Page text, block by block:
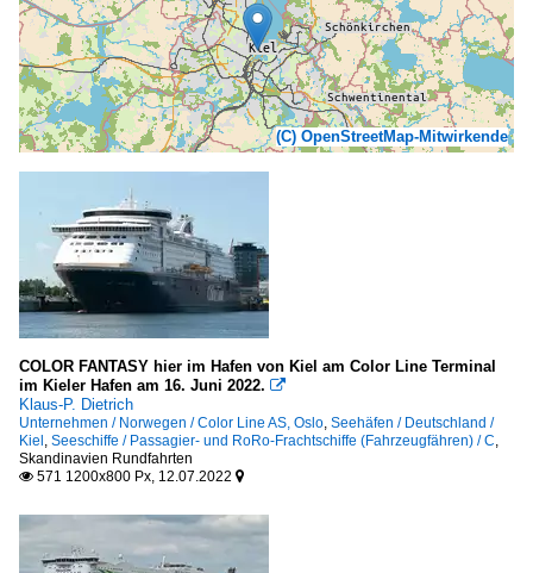
(C) OpenStreetMap-Mitwirkende
COLOR FANTASY hier im Hafen von Kiel am Color Line Terminal
im Kieler Hafen am 16. Juni 2022. 
Klaus-P. Dietrich
Unternehmen / Norwegen / Color Line AS, Oslo, Seehäfen / Deutschland /
Kiel, Seeschiffe / Passagier- und RoRo-Frachtschiffe (Fahrzeugfähren) / C,
Skandinavien Rundfahrten
 571 1200x800 Px, 12.07.2022 